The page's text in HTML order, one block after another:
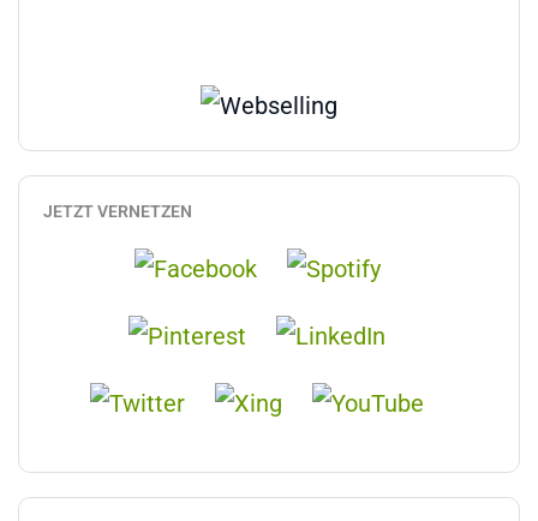
JETZT VERNETZEN